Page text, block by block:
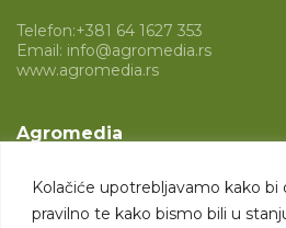
Kolačiće upotrebljavamo kako bi
pravilno te kako bismo bili u
Telefon:+381 64 1627 353
Email: info@agromedia.rs
www.agromedia.rs
Agromedia
Svet poljoprivrede